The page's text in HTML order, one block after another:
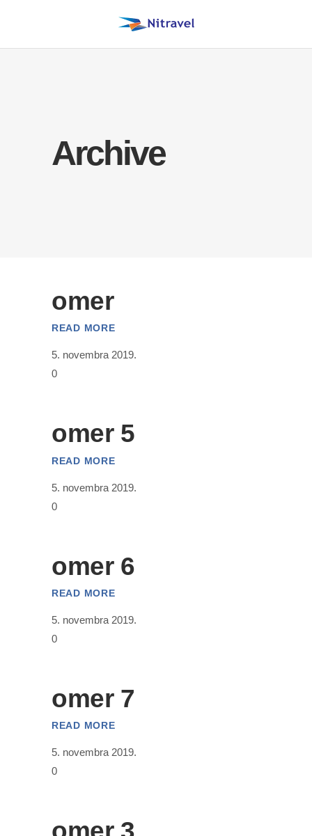
Archive
omer
READ MORE
5. novembra 2019.
0
omer 5
READ MORE
5. novembra 2019.
0
omer 6
READ MORE
5. novembra 2019.
0
omer 7
READ MORE
5. novembra 2019.
0